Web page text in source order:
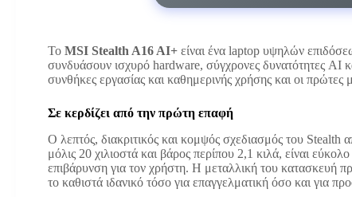
Το MSI Stealth A16 AI+ είναι ένα laptop υψηλών
συνδυάσουν ισχυρό hardware, σύγχρονες δυνατότητες AI
συνθήκες εργασίας και καθημερινής χρήσης και οι πρώτες
Σε κερδίζει από την πρώτη επαφή
Ο λεπτός, διακριτικός και κομψός σχεδιασμός του
μόλις 20 χιλιοστά και βάρος περίπου 2,1 κιλά, είναι
επιβάρυνση για τον χρήστη. Η μεταλλική του κατασκευή
το καθιστά ιδανικό τόσο για επαγγελματική όσο και για